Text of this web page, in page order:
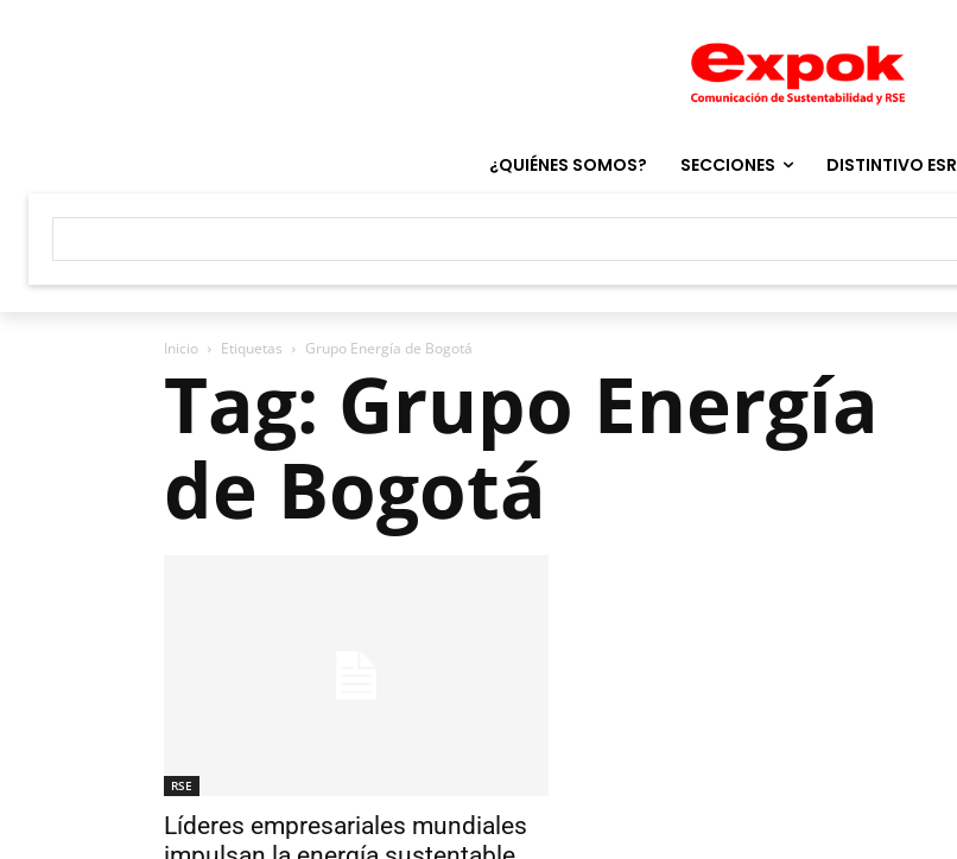
¿QUIÉNES SOMOS? SECCIONES DISTINTIVO ESR
Inicio Etiquetas Grupo Energía de Bogotá
Tag: Grupo Energía
de Bogotá
RSE
Líderes empresariales mundiales